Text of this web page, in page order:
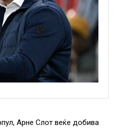
Арне Слот веќе добива